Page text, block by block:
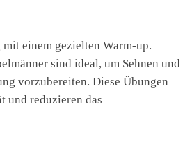
einem gezielten Warm-up.
sind ideal, um Sehnen und
vorzubereiten. Diese Übungen
und reduzieren das